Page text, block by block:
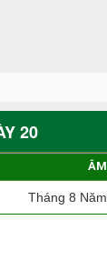
20
Tháng 8